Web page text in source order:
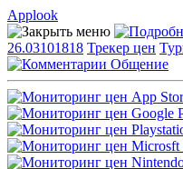
Applook
26.03101818 Трекер цен
Общение